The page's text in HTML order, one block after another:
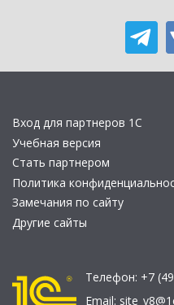
Вход для партнеров 1С
Учебная версия
Стать партнером
Политика
Замечания по сайту
Другие сайты
Телефон: +7
Email: